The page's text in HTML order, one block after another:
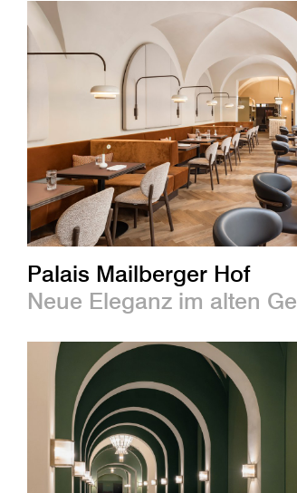
Palais Mailberger Hof
Neue Eleganz im alten